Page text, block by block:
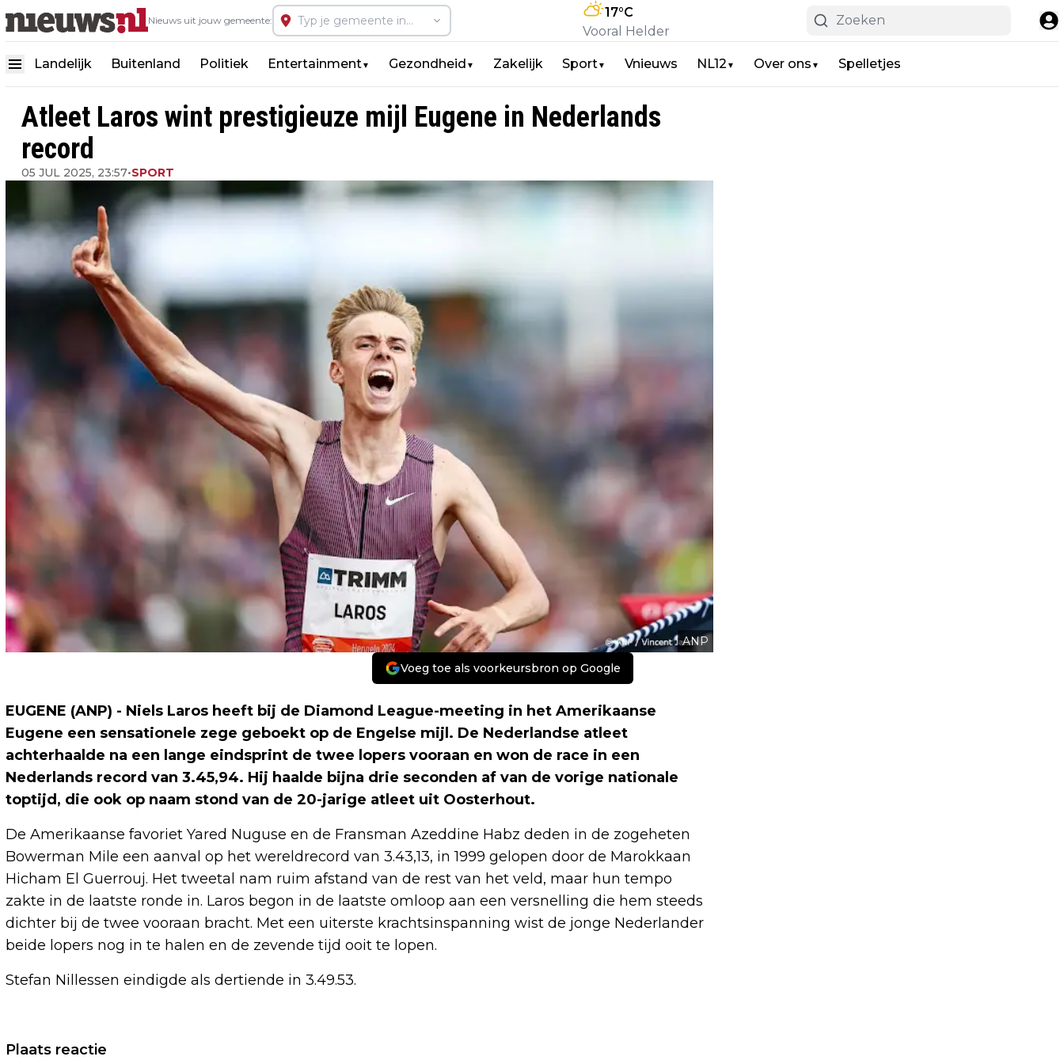
Nieuws uit jouw gemeente:
17°C
Vooral Helder
Landelijk Buitenland Politiek Entertainment▼ Gezondheid ▼ Zakelijk Sport▼ Vnieuws NL12 ▼ Over ons ▼ Spelletjes
Atleet Laros wint prestigieuze mijl Eugene in Nederlands
record
05 JUL 2025, 23:57•SPORT
ANP
Voeg toe als voorkeursbron op Google
EUGENE (ANP) - Niels Laros heeft bij de Diamond League-meeting in het Amerikaanse
Eugene een sensationele zege geboekt op de Engelse mijl. De Nederlandse atleet
achterhaalde na een lange eindsprint de twee lopers vooraan en won de race in een
Nederlands record van 3.45,94. Hij haalde bijna drie seconden af van de vorige nationale
toptijd, die ook op naam stond van de 20-jarige atleet uit Oosterhout.
De Amerikaanse favoriet Yared Nuguse en de Fransman Azeddine Habz deden in de zogeheten
Bowerman Mile een aanval op het wereldrecord van 3.43,13, in 1999 gelopen door de Marokkaan
Hicham El Guerrouj. Het tweetal nam ruim afstand van de rest van het veld, maar hun tempo
zakte in de laatste ronde in. Laros begon in de laatste omloop aan een versnelling die hem steeds
dichter bij de twee vooraan bracht. Met een uiterste krachtsinspanning wist de jonge Nederlander
beide lopers nog in te halen en de zevende tijd ooit te lopen.
Stefan Nillessen eindigde als dertiende in 3.49.53.
Vorig artikel
Plaats reactie